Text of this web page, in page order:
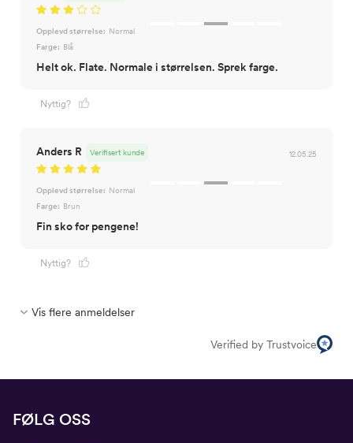
Opplevd størrelse: Normal
Farge: Blå
Helt ok. Flate. Normale i størrelsen. Sprek farge.
Nyttig?
Anders R 12.05.25
Verifisert kunde
Opplevd størrelse: Normal
Farge: Brun
Fin sko for pengene!
Nyttig?
Vis flere anmeldelser
Verified by Trustvoice
FØLG OSS